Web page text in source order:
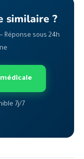
similaire ?
Réponse sous 24h
7j/7